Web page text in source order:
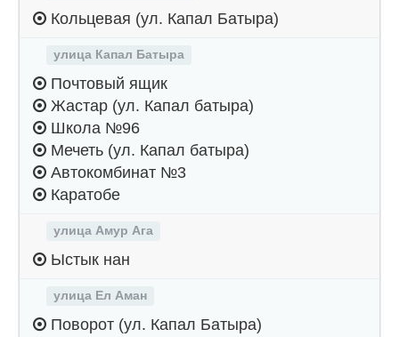
Кольцевая (ул. Капал Батыра)
улица Капал Батыра
Почтовый ящик
Жастар (ул. Капал батыра)
Школа №96
Мечеть (ул. Капал батыра)
Автокомбинат №3
Каратобе
улица Амур Ага
Ыстык нан
улица Ел Аман
Поворот (ул. Капал Батыра)